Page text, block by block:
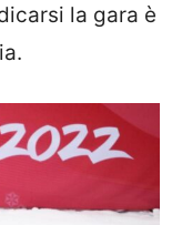
la gara è